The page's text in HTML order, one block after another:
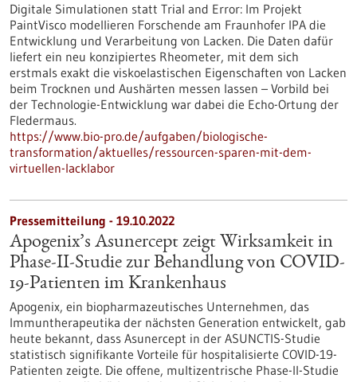
Digitale Simulationen statt Trial and Error: Im Projekt
PaintVisco modellieren Forschende am Fraunhofer IPA die
Entwicklung und Verarbeitung von Lacken. Die Daten dafür
liefert ein neu konzipiertes Rheometer, mit dem sich
erstmals exakt die viskoelastischen Eigenschaften von Lacken
beim Trocknen und Aushärten messen lassen – Vorbild bei
der Technologie-Entwicklung war dabei die Echo-Ortung der
Fledermaus.
https://www.bio-pro.de/aufgaben/biologische-
transformation/aktuelles/ressourcen-sparen-mit-dem-
virtuellen-lacklabor
Pressemitteilung - 19.10.2022
Apogenix’s Asunercept zeigt Wirksamkeit in
Phase-II-Studie zur Behandlung von COVID-
19-Patienten im Krankenhaus
Apogenix, ein biopharmazeutisches Unternehmen, das
Immuntherapeutika der nächsten Generation entwickelt, gab
heute bekannt, dass Asunercept in der ASUNCTIS-Studie
statistisch signifikante Vorteile für hospitalisierte COVID-19-
Patienten zeigte. Die offene, multizentrische Phase-II-Studie